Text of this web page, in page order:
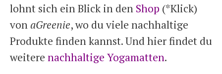
lohnt sich ein Blick in den Shop (*Klick)
von aGreenie, wo du viele nachhaltige
Produkte finden kannst. Und hier findet du
weitere nachhaltige Yogamatten.